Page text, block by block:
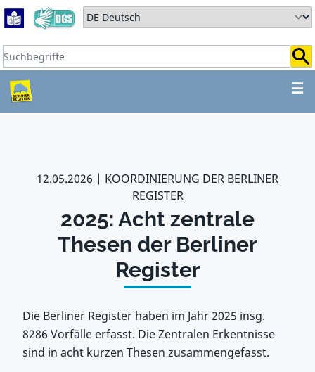
Zum Hauptbereich springen
Zum Hauptmenü springen
Sprache auswählen:
Suchbegriffe:
☰
ZUM HAUPTBEREICH
12.05.2026
KOORDINIERUNG DER BERLINER
REGISTER
2025: Acht zentrale
Thesen der Berliner
Register
Die Berliner Register haben im Jahr 2025 insg.
8286 Vorfälle erfasst. Die Zentralen Erkentnisse
sind in acht kurzen Thesen zusammengefasst.